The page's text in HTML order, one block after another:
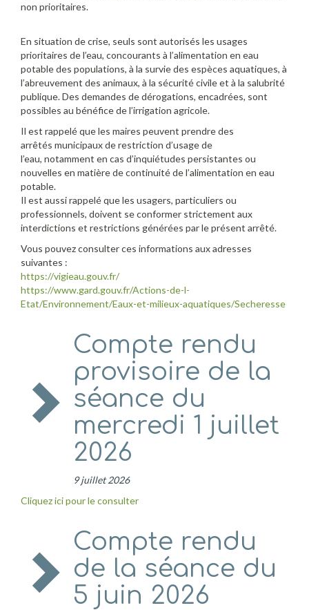
non prioritaires.
En situation de crise, seuls sont autorisés les usages
prioritaires de l’eau, concourants à l’alimentation en eau
potable des populations, à la survie des espèces aquatiques, à
l’abreuvement des animaux, à la sécurité civile et à la salubrité
publique. Des demandes de dérogations, encadrées, sont
possibles au bénéfice de l’irrigation agricole.
Il est rappelé que les maires peuvent prendre des
arrêtés municipaux de restriction d’usage de
l’eau, notamment en cas d’inquiétudes persistantes ou
nouvelles en matière de continuité de l’alimentation en eau
potable.
Il est aussi rappelé que les usagers, particuliers ou
professionnels, doivent se conformer strictement aux
interdictions et restrictions générées par le présent arrêté.
Vous pouvez consulter ces informations aux adresses
suivantes :
https://vigieau.gouv.fr/
https://www.gard.gouv.fr/Actions-de-l-
Etat/Environnement/Eaux-et-milieux-aquatiques/Secheresse
Compte rendu
provisoire de la
séance du
mercredi 1 juillet
2026
9 juillet 2026
Cliquez ici pour le consulter
Compte rendu
de la séance du
5 juin 2026